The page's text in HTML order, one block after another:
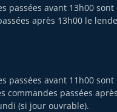
passées avant 13h00
après 13h00 le
passées avant 11h00 sont
commandes passées
(si jour ouvrable).